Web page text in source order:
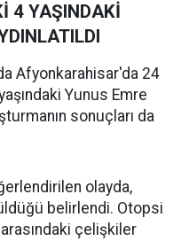
4 YAŞINDAKİ
Afyonkarahisar'da 24
Yunus Emre
sonuçları da
olayda,
belirlendi. Otopsi
çelişkiler